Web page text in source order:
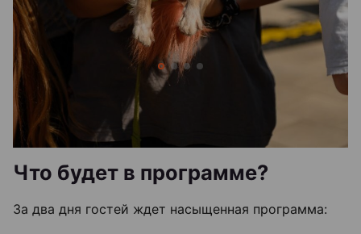
Что будет в программе?
За два дня гостей ждет насыщенная программа: